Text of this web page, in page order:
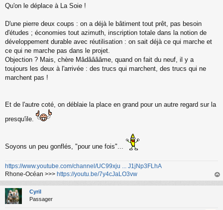
Qu'on le déplace à La Soie !
D'une pierre deux coups : on a déjà le bâtiment tout prêt, pas besoin
d'études ; économies tout azimuth, inscription totale dans la notion de
développement durable avec réutilisation : on sait déjà ce qui marche et
ce qui ne marche pas dans le projet.
Objection ? Mais, chère Mâdââââme, quand on fait du neuf, il y a
toujours les deux à l'arrivée : des trucs qui marchent, des trucs qui ne
marchent pas !
Et de l'autre coté, on déblaie la place en grand pour un autre regard sur la
presqu'ile.
Soyons un peu gonflés, "pour une fois"...
https://www.youtube.com/channel/UC99xju ... J1jNp3FLhA
Rhone-Océan >>> https://youtu.be/7y4cJaLO3vw
au
Cyril
Passager